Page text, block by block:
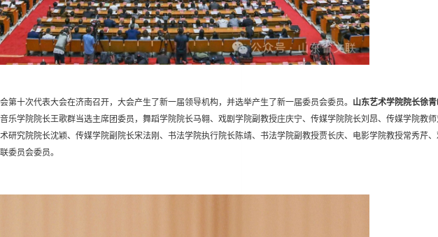
第十次代表大会在济南召开，大会产生了新一届领导机构，并选举产生了新一届委员会委员。 山东艺术学院院长徐
乐学院院长王歌群当选主席团委员，舞蹈学院院长马翱、戏剧学院副教授庄庆宁、传媒学院院长刘昂、传媒学院教师
研究院院长沈颖、传媒学院副院长宋法刚、书法学院执行院长陈靖、书法学院副教授贾长庆、电影学院教授常秀芹
委员会委员。